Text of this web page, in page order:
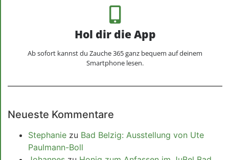
Hol dir die App
Ab sofort kannst du Zauche 365 ganz bequem auf deinem
Smartphone lesen.
Neueste Kommentare
Stephanie zu Bad Belzig: Ausstellung von Ute
Paulmann-Boll